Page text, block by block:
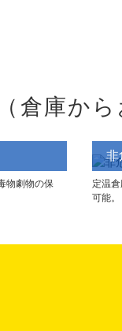
（倉庫か
物劇物の保
非
定温
可能。